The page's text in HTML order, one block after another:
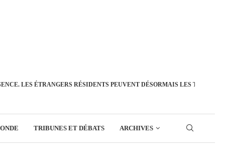
LES ÉTRANGERS RÉSIDENTS PEUVENT DÉSORMAIS LES
TRIBUNES ET DÉBATS ARCHIVES